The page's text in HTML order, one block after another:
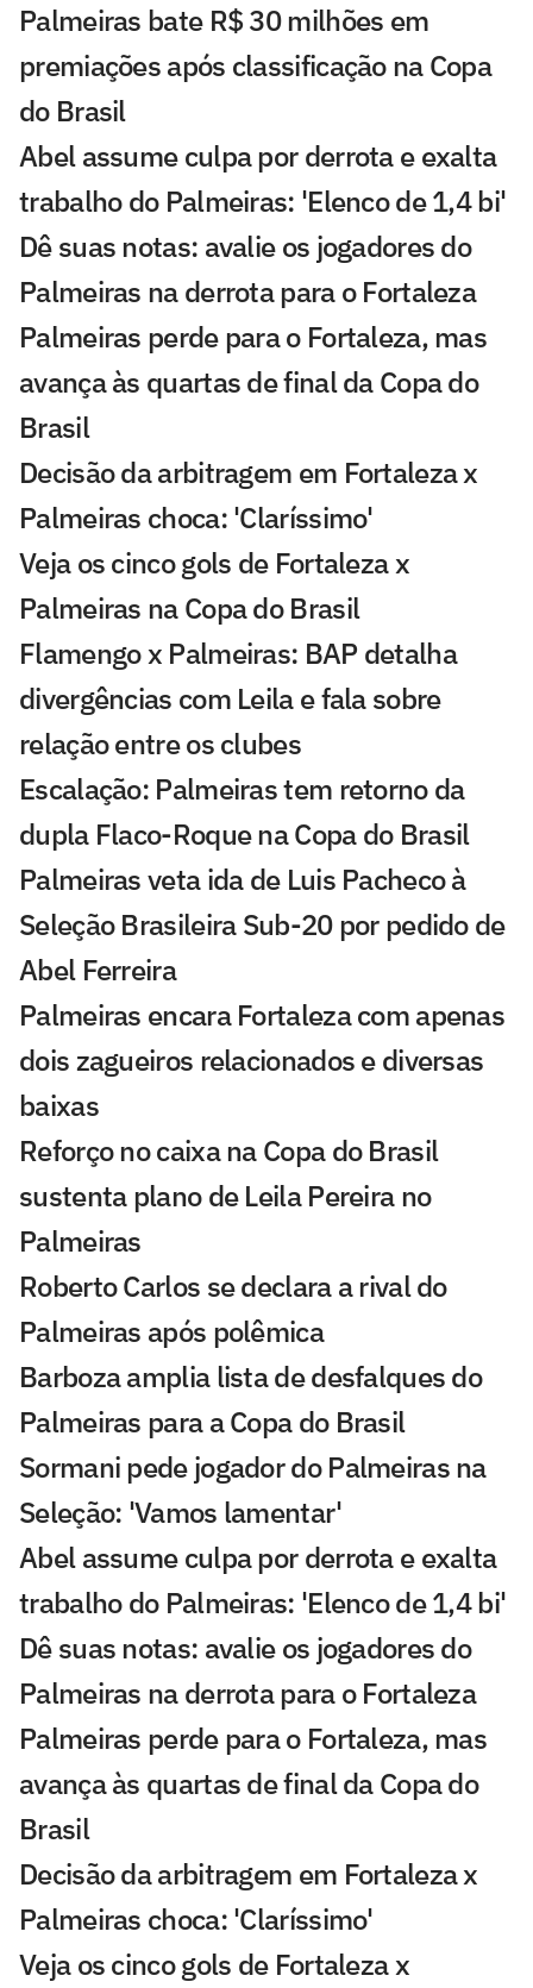
Palmeiras bate R$ 30 milhões em
premiações após classificação na Copa
do Brasil
Abel assume culpa por derrota e exalta
trabalho do Palmeiras: 'Elenco de 1,4 bi'
Dê suas notas: avalie os jogadores do
Palmeiras na derrota para o Fortaleza
Palmeiras perde para o Fortaleza, mas
avança às quartas de final da Copa do
Brasil
Decisão da arbitragem em Fortaleza x
Palmeiras choca: 'Claríssimo'
Veja os cinco gols de Fortaleza x
Palmeiras na Copa do Brasil
Flamengo x Palmeiras: BAP detalha
divergências com Leila e fala sobre
relação entre os clubes
Escalação: Palmeiras tem retorno da
dupla Flaco-Roque na Copa do Brasil
Palmeiras veta ida de Luis Pacheco à
Seleção Brasileira Sub-20 por pedido de
Abel Ferreira
Palmeiras encara Fortaleza com apenas
dois zagueiros relacionados e diversas
baixas
Reforço no caixa na Copa do Brasil
sustenta plano de Leila Pereira no
Palmeiras
Roberto Carlos se declara a rival do
Palmeiras após polêmica
Barboza amplia lista de desfalques do
Palmeiras para a Copa do Brasil
Sormani pede jogador do Palmeiras na
Seleção: 'Vamos lamentar'
Abel assume culpa por derrota e exalta
trabalho do Palmeiras: 'Elenco de 1,4 bi'
Dê suas notas: avalie os jogadores do
Palmeiras na derrota para o Fortaleza
Palmeiras perde para o Fortaleza, mas
avança às quartas de final da Copa do
Brasil
Decisão da arbitragem em Fortaleza x
Palmeiras choca: 'Claríssimo'
Veja os cinco gols de Fortaleza x